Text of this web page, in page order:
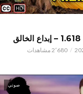
2٬680 مشاهدات
صوتي